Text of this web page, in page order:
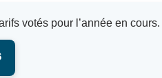
votés pour l’année en cours.